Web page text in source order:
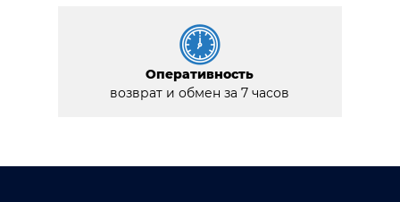
Оперативность
возврат и обмен за 7 часов